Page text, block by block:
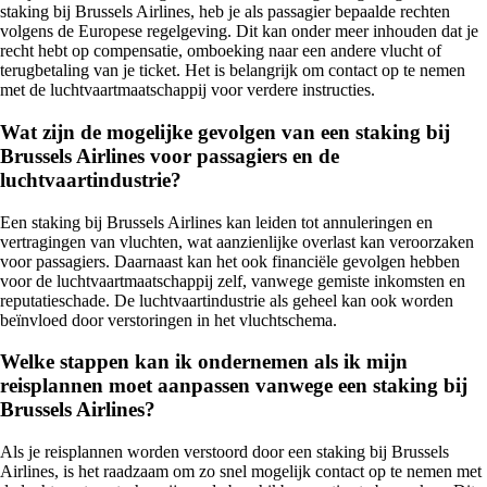
staking bij Brussels Airlines, heb je als passagier bepaalde rechten
volgens de Europese regelgeving. Dit kan onder meer inhouden dat je
recht hebt op compensatie, omboeking naar een andere vlucht of
terugbetaling van je ticket. Het is belangrijk om contact op te nemen
met de luchtvaartmaatschappij voor verdere instructies.
Wat zijn de mogelijke gevolgen van een staking bij
Brussels Airlines voor passagiers en de
luchtvaartindustrie?
Een staking bij Brussels Airlines kan leiden tot annuleringen en
vertragingen van vluchten, wat aanzienlijke overlast kan veroorzaken
voor passagiers. Daarnaast kan het ook financiële gevolgen hebben
voor de luchtvaartmaatschappij zelf, vanwege gemiste inkomsten en
reputatieschade. De luchtvaartindustrie als geheel kan ook worden
beïnvloed door verstoringen in het vluchtschema.
Welke stappen kan ik ondernemen als ik mijn
reisplannen moet aanpassen vanwege een staking bij
Brussels Airlines?
Als je reisplannen worden verstoord door een staking bij Brussels
Airlines, is het raadzaam om zo snel mogelijk contact op te nemen met